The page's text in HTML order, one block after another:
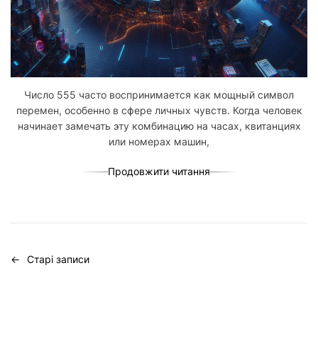
Число 555 часто воспринимается как мощный символ
перемен, особенно в сфере личных чувств. Когда человек
начинает замечать эту комбинацию на часах, квитанциях
или номерах машин,
Продовжити читання
Н
← Старі записи